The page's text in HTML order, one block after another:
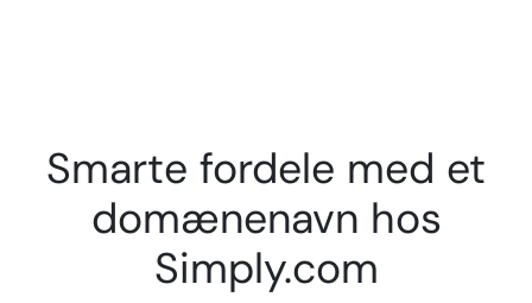
Smarte fordele med et
domænenavn hos
Simply.com